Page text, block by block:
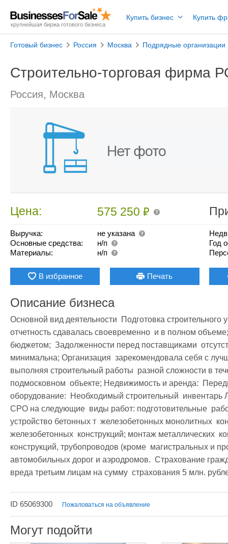
крупнейшая биржа готового бизнеса
Купить бизнес Купить
Готовый бизнес Россия Москва Подрядные организации
Строительно-торговая фирма
Россия, Москва
Цена: 575 250₽
Выручка:
не указана
Основные средства:
н/п
Материалы:
н/п
Год
В избранное Печать
Описание бизнеса
Основной вид деятельности  Подготовка строительного
отчетность сдавалась своевременно  и в полном
бюджетом;  Задолженности перед поставщиками
минимальна; Организация  зарекомендовала себя с
выполняя строительный работы  разной сложности в
подмосковном  объекте; Недвижимость и аренда:
оборудование:  Необходимый строительный  инвентарь
СРО на следующие  виды работ: подготовительные
устройство бетонных т  железобетонных монолитных
железобетонных  конструкций; монтаж металлических
конструкций, трубопроводов (кроме  магистральных и
автомобильных дорог и аэродромов.  Страхование
вреда третьим лицам на сумму  страхования 5 млн.
ID 65069300 Пожаловаться на объявление
Могут подойти